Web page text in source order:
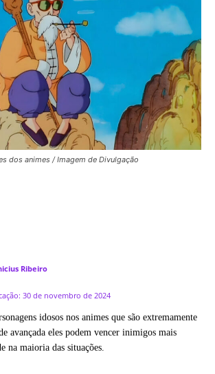
dos animes / Imagem de Divulgação
Ribeiro
30 de novembro de 2024
idosos nos animes que são extremamente
avançada eles podem vencer inimigos mais
na maioria das situações.